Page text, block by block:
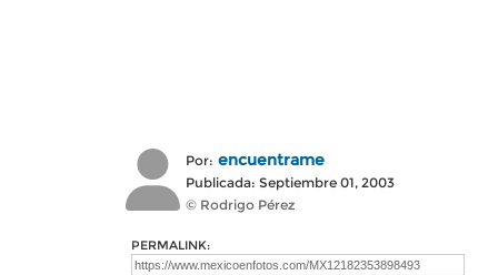
Por: encuentrame
Publicada: Septiembre 01, 2003
© Rodrigo Pérez
PERMALINK: